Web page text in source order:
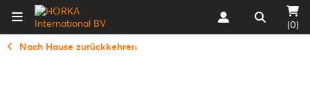
(0)
Nach Hause zurückkehren